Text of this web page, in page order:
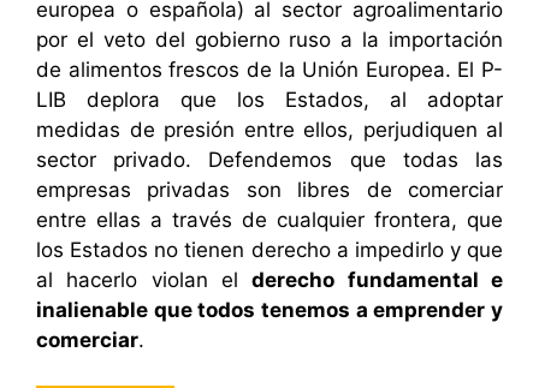
europea o española) al sector agroalimentario
por el veto del gobierno ruso a la importación
de alimentos frescos de la Unión Europea. El P-
LIB deplora que los Estados, al adoptar
medidas de presión entre ellos, perjudiquen al
sector privado. Defendemos que todas las
empresas privadas son libres de comerciar
entre ellas a través de cualquier frontera, que
los Estados no tienen derecho a impedirlo y que
al hacerlo violan elderecho fundamental e
inalienable que todos tenemos a emprender y
comerciar.